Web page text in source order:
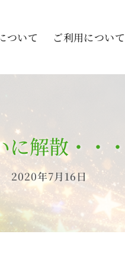
ついて ご利用について
に解散・・・
2020年7月16日